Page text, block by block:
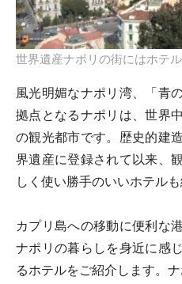
世界遺産ナポリの街にはホテ
風光明媚なナポリ湾、「青
拠点となるナポリは、世界
の観光都市です。歴史的建
界遺産に登録されて以来、
しく使い勝手のいいホテル
カプリ島への移動に便利な
ナポリの暮らしを身近に感
るホテルをご紹介します。